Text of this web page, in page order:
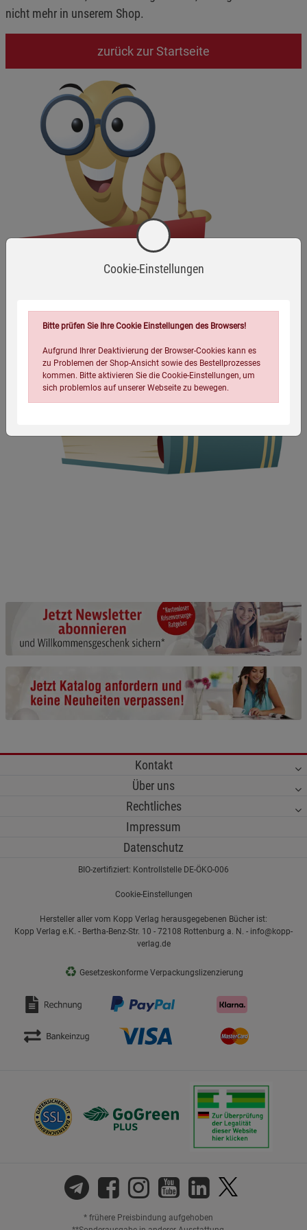
nicht mehr in unserem Shop.
zurück zur Startseite
Kontakt
Über uns
Rechtliches
Impressum
Datenschutz
BIO-zertifiziert: Kontrollstelle DE-ÖKO-006
Cookie-Einstellungen
Hersteller aller vom Kopp Verlag herausgegebenen Bücher ist:
Kopp Verlag e.K. - Bertha-Benz-Str. 10 - 72108 Rottenburg a. N. - info@kopp-
verlag.de
♻ Gesetzeskonforme Verpackungslizenzierung
* frühere Preisbindung aufgehoben
Cookie-Einstellungen
Bitte prüfen Sie Ihre Cookie Einstellungen des Browsers!
Aufgrund Ihrer Deaktivierung der Browser-Cookies kann es
zu Problemen der Shop-Ansicht sowie des Bestellprozesses
kommen. Bitte aktivieren Sie die Cookie-Einstellungen, um
sich problemlos auf unserer Webseite zu bewegen.
Beschreibung Notwendige Cookies
Cookie-Informationenanzeigen
Funktionale Cookies (1) Funktionale
Beschreibung Funktionale Cookies
anzeigen
Statistik Cookies (2) Statistik Cookies
Beschreibung Statistik Cookies
Cookie-Informationen
Marketing Cookies (3)
Datenschutzerklärung Impressum